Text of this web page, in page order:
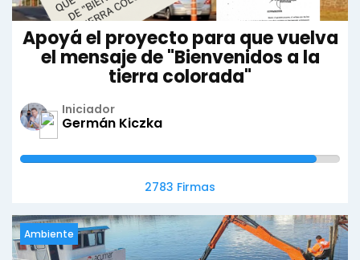
Apoyá el proyecto para que vuelva
el mensaje de "Bienvenidos a la
tierra colorada"
Iniciador
Germán Kiczka
2783 Firmas
Ambiente